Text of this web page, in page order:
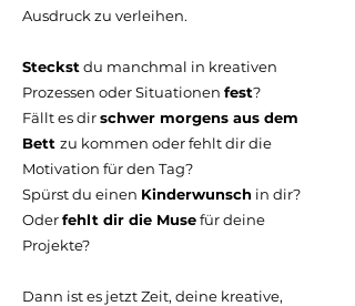
Ausdruck zu verleihen.
Steckst du manchmal in kreativen
Prozessen oder Situationen fest?
Fällt es dirschwer morgens aus dem
Bett zu kommen oder fehlt dir die
Motivation für den Tag?
Spürst du einen Kinderwunsch in dir?
Oderfehlt dir die Musefür deine
Projekte?
Dann ist es jetzt Zeit, deine kreative,